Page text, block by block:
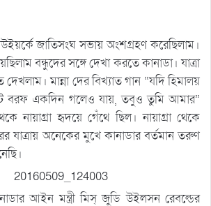
জাতিসংঘ সভায় অংশগ্রহণ করেছিলাম।
বন্ধুদের সঙ্গে দেখা করতে কানাডা। যাত্রা
দেখলাম। মান্না দের বিখ্যাত গান “যদি হিমালয়
বরফ একদিন গলেও যায়, তবুও তুমি আমার”
নায়াগ্রা হৃদয়ে গেঁথে ছিল। নায়াগ্রা থেকে
যাত্রায় অনেকের মুখে কানাডার বর্তমান তরুণ
আইন মন্ত্রী মিস্‌ জুডি উইলসন রেবল্ডের